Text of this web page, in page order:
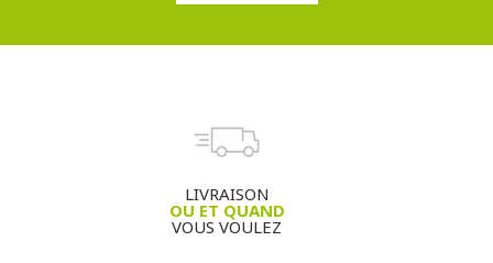
LIVRAISON
OU ET QUAND
VOUS VOULEZ